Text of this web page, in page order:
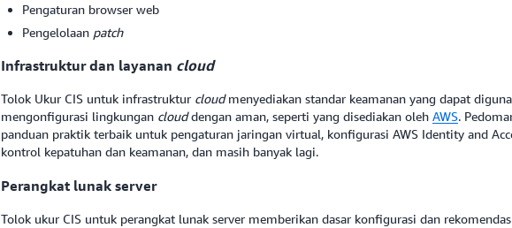
Pengaturan browser web
Pengelolaan patch
Infrastruktur dan layanan cloud
Tolok Ukur CIS untuk infrastruktur cloudmenyediakan standar keamanan yang dapat
mengonfigurasi lingkungan clouddengan aman, seperti yang disediakan oleh AWS.
panduan praktik terbaik untuk pengaturan jaringan virtual, konfigurasi AWS Identity and
kontrol kepatuhan dan keamanan, dan masih banyak lagi.
Perangkat lunak server
Tolok ukur CIS untuk perangkat lunak server memberikan dasar konfigurasi dan